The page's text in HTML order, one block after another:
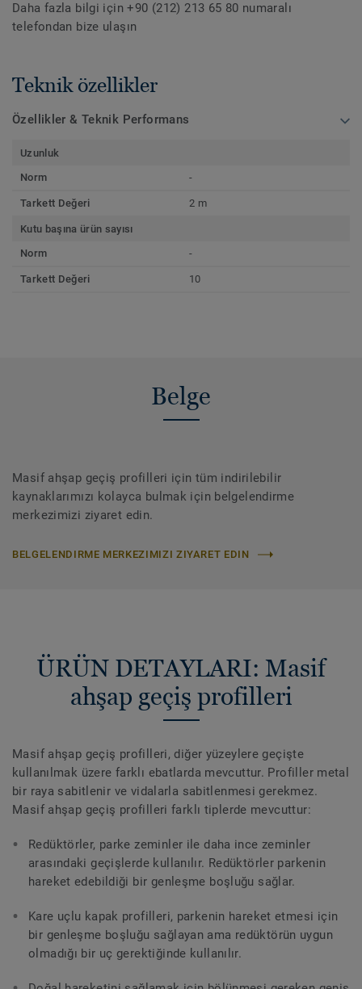
Daha fazla bilgi için +90 (212) 213 65 80 numaralı
telefondan bize ulaşın
Teknik özellikler
Özellikler & Teknik Performans
Uzunluk
Norm
-
Tarkett Değeri 2 m
Kutu başına ürün sayısı
Norm
-
Tarkett Değeri 10
Belge
Masif ahşap geçiş profilleri için tüm indirilebilir
kaynaklarımızı kolayca bulmak için belgelendirme
merkezimizi ziyaret edin.
BELGELENDIRME MERKEZIMIZI ZIYARET EDIN
ÜRÜN DETAYLARI: Masif
ahşap geçiş profilleri
Masif ahşap geçiş profilleri, diğer yüzeylere geçişte
kullanılmak üzere farklı ebatlarda mevcuttur. Profiller metal
bir raya sabitlenir ve vidalarla sabitlenmesi gerekmez.
Masif ahşap geçiş profilleri farklı tiplerde mevcuttur:
Redüktörler, parke zeminler ile daha ince zeminler
arasındaki geçişlerde kullanılır. Redüktörler parkenin
hareket edebildiği bir genleşme boşluğu sağlar.
Kare uçlu kapak profilleri, parkenin hareket etmesi için
bir genleşme boşluğu sağlayan ama redüktörün uygun
olmadığı bir uç gerektiğinde kullanılır.